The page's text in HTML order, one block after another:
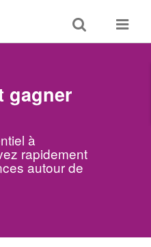
Toggle
search
Toggle
gagner
à
rapidement
autour de